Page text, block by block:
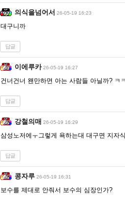
의식을넘어서 26-05-19 16:23
대구니까
답글
이에루카 26-05-19 16:27
건너건너 왠만하면 아는 사람들 아닐까? ㅋ
답글
강철의매 26-05-19 16:29
삼성노저에ㅜ그렇게 욕하는대 대구면 지자
답글
콩자루 26-05-19 16:31
보수를 제대로 안줘서 보수의 심장인가?